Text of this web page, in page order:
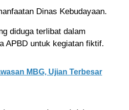
Dinas Kebudayaan.
diduga terlibat dalam
APBD untuk kegiatan fiktif.
MBG, Ujian Terbesar